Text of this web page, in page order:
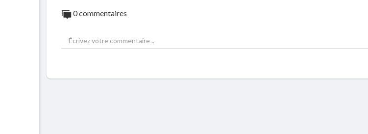
0 commentaires